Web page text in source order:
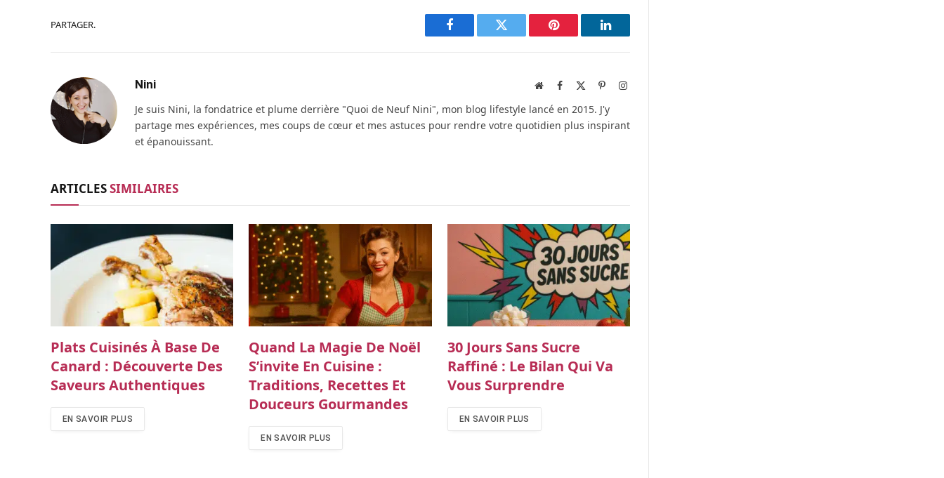
PARTAGER.
Facebook Twitter Pinterest LinkedIn
Nini
Site Facebook PinterestInstagram
Je suis Nini, la fondatrice et plume derrière "Quoi de Neuf Nini", mon blog lifestyle lancé en 2015. J'y
partage mes expériences, mes coups de cœur et mes astuces pour rendre votre quotidien plus inspirant
et épanouissant.
ARTICLESSIMILAIRES
Plats Cuisinés À Base De
Canard : Découverte Des
Saveurs Authentiques
EN SAVOIR PLUS
Quand La Magie De Noël
S’invite En Cuisine :
Traditions, Recettes Et
Douceurs Gourmandes
EN SAVOIR PLUS
30 Jours Sans Sucre
Raffiné : Le Bilan Qui Va
Vous Surprendre
EN SAVOIR PLUS